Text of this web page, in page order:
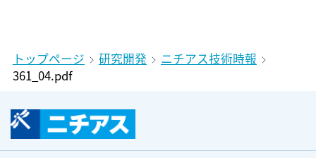
トップページ 研究開発
ニチアス技術時報
361_04.pdf